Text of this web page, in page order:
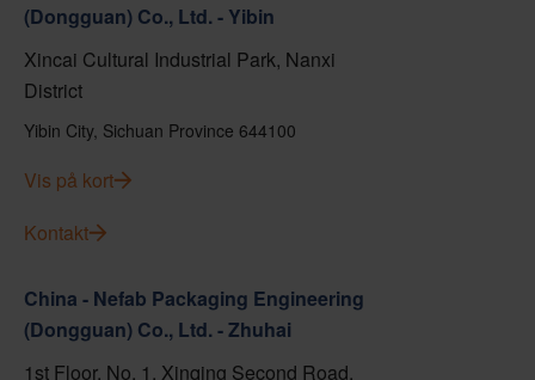
(Dongguan) Co., Ltd. - Yibin
Xincai Cultural Industrial Park, Nanxi
District
Yibin City, Sichuan Province 644100
Vis på kort
Kontakt
China - Nefab Packaging Engineering
(Dongguan) Co., Ltd. - Zhuhai
1st Floor, No. 1, Xinqing Second Road,